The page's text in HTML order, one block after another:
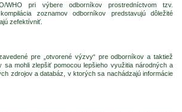
WHO pri výbere odborníkov prostredníctvom tzv.
zoznamov odborníkov predstavujú dôležité
zefektívniť.
pre „otvorené výzvy“ pre odborníkov a taktiež
sa mohli zlepšiť pomocou lepšieho využitia národných a
zdrojov a databáz, v ktorých sa nachádzajú informácie